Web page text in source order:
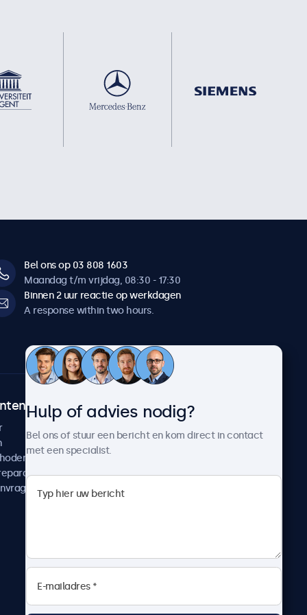
Bel ons op 03 808 1603
Maandag t/m vrijdag, 08:30 - 17:30
Binnen 2 uur reactie op werkdagen
A response within two hours.
Over Beetronics
Werken bij Beetronics
Algemene voorwaarden
Hulp of advies nodig?
Bel ons of stuur een bericht en kom direct in contact
met een specialist.